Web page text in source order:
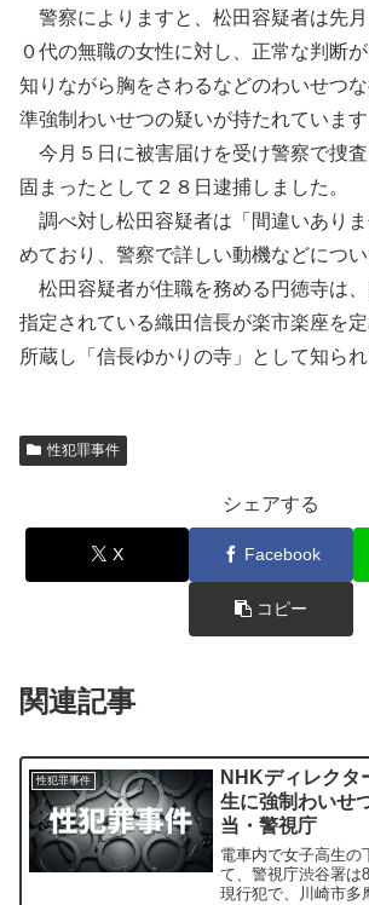
警察によりますと、松田容疑者は先月
０代の無職の女性に対し、正常な判断
知りながら胸をさわるなどのわいせつ
準強制わいせつの疑いが持たれています
今月５日に被害届けを受け警察で捜
固まったとして２８日逮捕しました。
調べ対し松田容疑者は「間違いあり
めており、警察で詳しい動機などについ
松田容疑者が住職を務める円徳寺は
指定されている織田信長が楽市楽座を
所蔵し「信長ゆかりの寺」として知られ
性犯罪事件
シェアする
X Facebook
コピー
関連記事
性犯罪事件
NHKディレクタ
生に強制わいせ
当・警視庁
電車内で女子高生の
て、警視庁渋谷署は
現行犯で、川崎市多